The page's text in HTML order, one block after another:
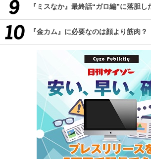
『ミスなか』最終話“ガロ編”に落胆し
『金カム』に必要なのは顔より筋肉？